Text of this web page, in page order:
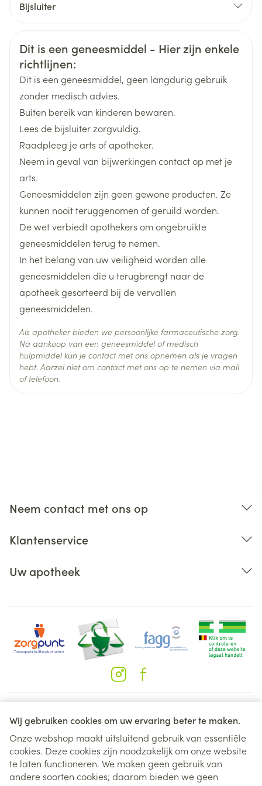
Wij gebruiken cookies om uw ervaring beter te maken.
Onze webshop maakt uitsluitend gebruik van essentiële
cookies. Deze cookies zijn noodzakelijk om onze website
te laten functioneren. We maken geen gebruik van
andere soorten cookies; daarom bieden we geen
anterior ischemic optic neuropathy
Indien Cialis min. 2 x /week gebruikt wordt: 2,5 tot 5
Inname ten minste 30 minuten voor de verwachte
seksuele activiteit
Standaarddosis: 5 mg, iedere dag op ongeveer
hetzelfde tijdstip.
Met of zonder voedsel
Merken
Breedte 73 mm
Lengte
Diepte 43 mm
Verpakking
84
Actieve
Ingrediënten
tadalafil
Behoud Kamertemperatuur (15°C - 25°C)
Bijsluiter
Duits
Frans Frans
Veiligheidsinformatie
Dit is een geneesmiddel - Hier zijn enkele
richtlijnen:
Dit is een geneesmiddel, geen langdurig gebruik
zonder medisch advies.
Buiten bereik van kinderen bewaren.
Lees de bijsluiter zorgvuldig.
Raadpleeg je arts of apotheker.
Neem in geval van bijwerkingen contact op met je
arts.
Geneesmiddelen zijn geen gewone producten. Ze
kunnen nooit teruggenomen of geruild worden.
De wet verbiedt apothekers om ongebruikte
geneesmiddelen terug te nemen.
In het belang van uw veiligheid worden alle
geneesmiddelen die u terugbrengt naar de
apotheek gesorteerd bij de vervallen
geneesmiddelen.
Als apotheker bieden we persoonlijke farmaceutische zorg.
Na aankoop van een geneesmiddel of medisch
hulpmiddel kun je contact met ons opnemen als je vragen
hebt. Aarzel niet om contact met ons op te nemen via mail
of telefoon.
Neem contact met ons op
Klantenservice
Uw apotheek
Juridische links